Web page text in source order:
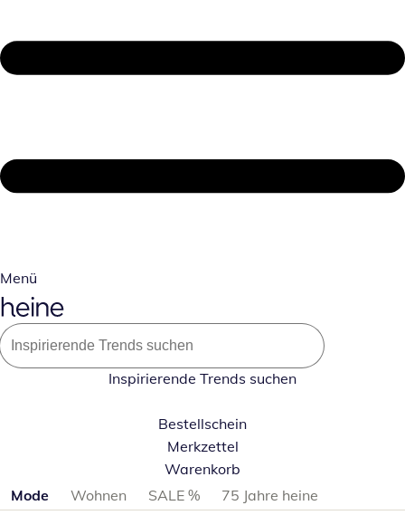
Menü
Inspirierende Trends suchen
Bestellschein
Merkzettel
Warenkorb
Produktkategorien überspringen
Mode Wohnen SALE %
75 Jahre heine